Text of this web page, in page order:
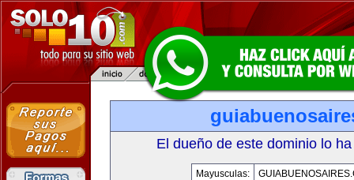
El dueño de este dominio lo
Mayusculas: